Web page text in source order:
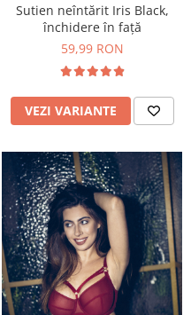
Sutien neîntărit Iris Black,
închidere în față
59,99 RON
VEZI VARIANTE